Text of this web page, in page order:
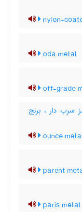
nylon-
oda metal
off-grade
سرب دار ، برنج
ounce metal
parent
paris metal